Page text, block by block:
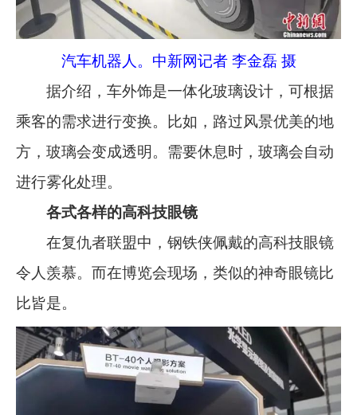
汽车机器人。中新网记者 李金磊 摄
据介绍，车外饰是一体化玻璃设计，可根据
乘客的需求进行变换。比如，路过风景优美的地
方，玻璃会变成透明。需要休息时，玻璃会自动
进行雾化处理。
各式各样的高科技眼镜
在复仇者联盟中，钢铁侠佩戴的高科技眼镜
令人羡慕。而在博览会现场，类似的神奇眼镜比
比皆是。